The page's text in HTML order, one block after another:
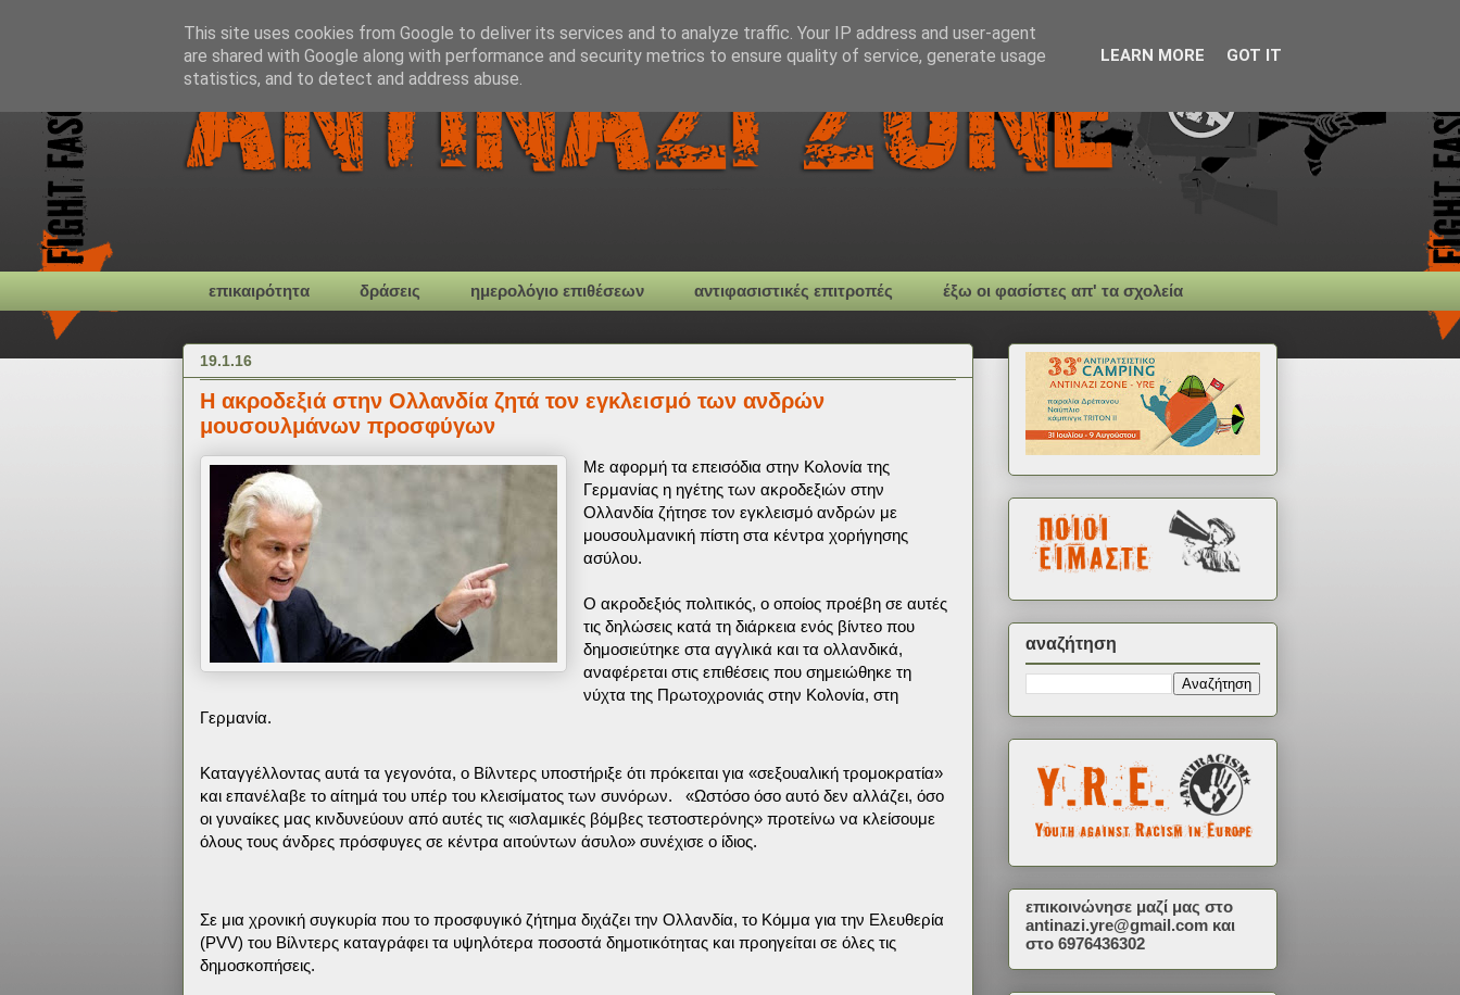
επικαιρότητα δράσεις ημερολόγιο επιθέσεων αντιφασιστικές επιτροπές έξω οι φασίστες απ' τα σχολεία
19.1.16
Η ακροδεξιά στην Ολλανδία ζητά τον εγκλεισμό των ανδρών
μουσουλμάνων προσφύγων
Με αφορμή τα επεισόδια στην Κολονία της
Γερμανίας η ηγέτης των ακροδεξιών στην
Ολλανδία ζήτησε τον εγκλεισμό ανδρών με
μουσουλμανική πίστη στα κέντρα χορήγησης
ασύλου.
Ο ακροδεξιός πολιτικός, ο οποίος προέβη σε αυτές
τις δηλώσεις κατά τη διάρκεια ενός βίντεο που
δημοσιεύτηκε στα αγγλικά και τα ολλανδικά,
αναφέρεται στις επιθέσεις που σημειώθηκε τη
νύχτα της Πρωτοχρονιάς στην Κολονία, στη
Γερμανία.
Καταγγέλλοντας αυτά τα γεγονότα, ο Βίλντερς υποστήριξε ότι πρόκειται για «σεξουαλική τρομοκρατία»
και επανέλαβε το αίτημά του υπέρ του κλεισίματος των συνόρων. «Ωστόσο όσο αυτό δεν αλλάζει, όσο
οι γυναίκες μας κινδυνεύουν από αυτές τις «ισλαμικές βόμβες τεστοστερόνης» προτείνω να κλείσουμε
όλους τους άνδρες πρόσφυγες σε κέντρα αιτούντων άσυλο» συνέχισε ο ίδιος.
Σε μια χρονική συγκυρία που το προσφυγικό ζήτημα διχάζει την Ολλανδία, το Κόμμα για την Ελευθερία
(PVV) του Βίλντερς καταγράφει τα υψηλότερα ποσοστά δημοτικότητας και προηγείται σε όλες τις
δημοσκοπήσεις.
αναζήτηση
επικοινώνησε μαζί μας στο
antinazi.yre@gmail.com και
στο 6976436302
This site uses cookies from Google to deliver its services and to analyze traffic. Your IP address and user-agent
are shared with Google along with performance and security metrics to ensure quality of service, generate usage
statistics, and to detect and address abuse.
LEARN MORE GOT IT